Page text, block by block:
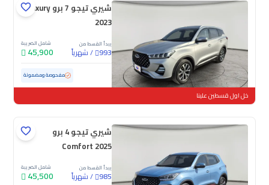
شيري تيجو 7 برو Luxury
2023
يبدأ القسط من
993
/شهرياً
شامل الضريبة
45,900
مستعملة 72,226 كم مفحوصة ومضمونة
خل اول قسطين علينا
شيري تيجو 4 برو
Comfort 2025
يبدأ القسط من
985
/شهرياً
شامل الضريبة
45,500